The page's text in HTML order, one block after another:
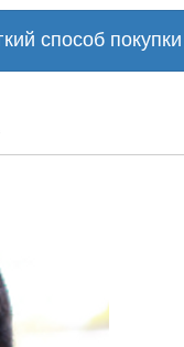
способ